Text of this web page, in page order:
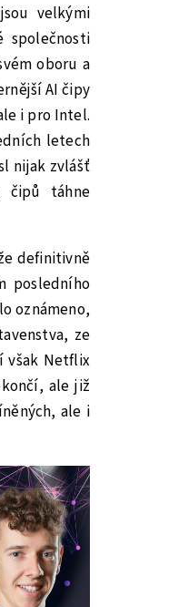
velkými
společnosti
oboru a
AI čipy
i pro Intel.
letech
nijak zvlášť
čipů táhne
definitivně
posledního
oznámeno,
ze
však Netflix
ale již
ale i